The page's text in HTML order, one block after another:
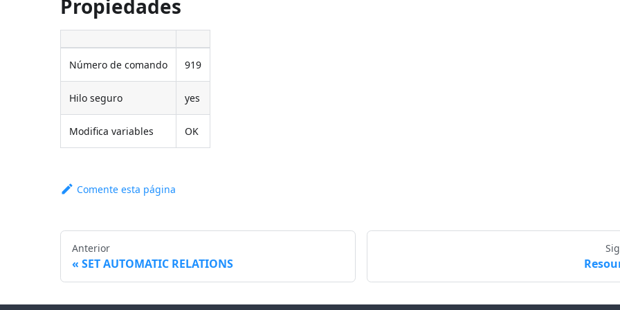
Propiedades
Número de comando 919
Hilo seguro yes
Modifica variables OK
Comente esta página
Anterior
SET AUTOMATIC RELATIONS